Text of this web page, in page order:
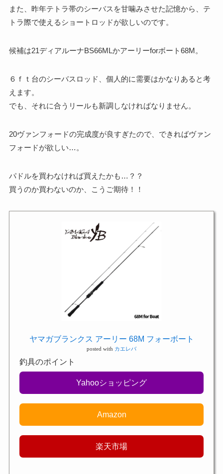
また、昨年テトラ帯のシーバスを甘噛みさせた記憶から、テ
トラ際で使えるショートロッドが欲しいのです。
候補は21ディアルーナBS66MLかアーリーforボート68M。
６ｆｔ台のシーバスロッド、個人的に需要はかなりあると考
えます。
でも、それに合うリールも新調しなければなりません。
20ヴァンフォードの完成度が良すぎたので、できればヴァン
フォードが欲しい…。
パドルを買わなければ買えたかも…？？
買うのか買わないのか、こうご期待！！
ヤマガブランクス アーリー 68M フォーボート
posted with カエレバ
釣具のポイント
Yahooショッピング
Amazon
楽天市場